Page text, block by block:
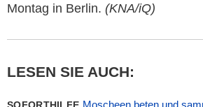
Montag in Berlin. (KNA/iQ)
LESEN SIE AUCH:
SOFORTHILFE Moscheen beten und